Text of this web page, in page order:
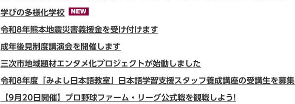
学びの多様化学校
令和8年熊本地震災害義援金を受け付けます
成年後見制度講演会を開催します
三次市地域題材エンタメ化プロジェクトが始動しました
令和8年度「みよし日本語教室」日本語学習支援スタッフ養成講座の受講生を募
【9月20日開催】プロ野球ファーム・リーグ公式戦を観戦しよう!